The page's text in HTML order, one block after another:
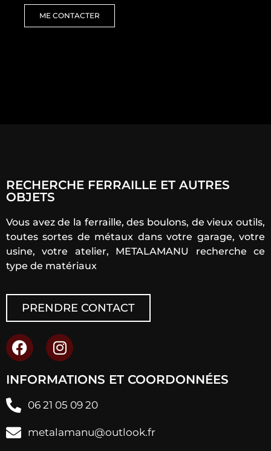
ME CONTACTER
RECHERCHE FERRAILLE ET AUTRES
OBJETS
Vous avez de la ferraille, des boulons, de vieux outils,
toutes sortes de métaux dans votre garage, votre
usine, votre atelier, METALAMANU recherche ce
type de matériaux
PRENDRE CONTACT
INFORMATIONS ET COORDONNÉES
06 21 05 09 20
metalamanu@outlook.fr